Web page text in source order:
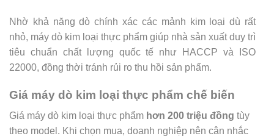
Nhờ khả năng dò chính xác các mảnh kim loại dù rất
nhỏ, máy dò kim loại thực phẩm giúp nhà sản xuất duy trì
tiêu chuẩn chất lượng quốc tế như HACCP và ISO
22000, đồng thời tránh rủi ro thu hồi sản phẩm.
Giá máy dò kim loại thực phẩm chế biến
Giá máy dò kim loại thực phẩm hơn 200 triệu đồng tùy
theo model. Khi chọn mua, doanh nghiệp nên cân nhắc